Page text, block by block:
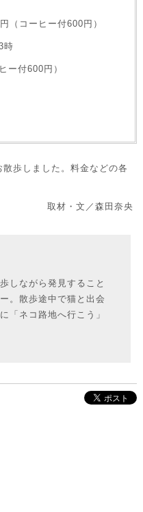
コーヒー付600円）
時
ー付600円）
歩しました。料金などの各
取材・文／森田奈央
しながら発見すること
。散歩途中で猫と出会
「ネコ路地へ行こう」